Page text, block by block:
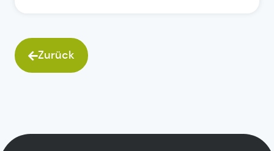
Zurück